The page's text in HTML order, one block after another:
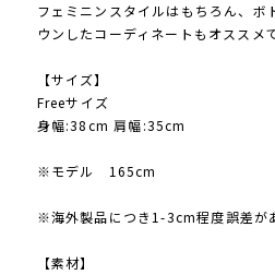
フェミニンスタイルはもちろん、ボ
ウンしたコーディネートもオススメで
【サイズ】
Freeサイズ
身幅:38cm 肩幅:35cm
※モデル 165cm
※海外製品につき1-3cm程度誤差が
【素材】